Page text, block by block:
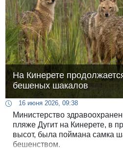
На Кинерете
бешеных шакалов
16 июня 2026, 09:38
Министерство
пляже Дугит на Кинерете, в
высот, была поймана самка
бешенством.